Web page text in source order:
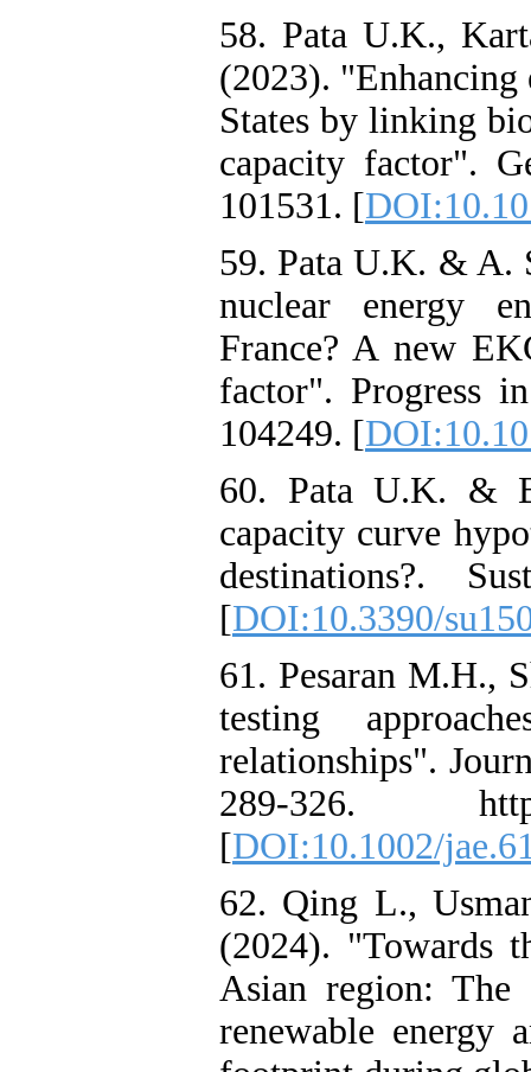
58. Pata U.K.,
(2023).
States by linking
capacity factor".
101531. [
59. Pata U.K. & A.
nuclear energy
France? A new
factor". Progress
104249. [
60. Pata U.K. &
capacity curve
destinations?.
[DOI:10.3390/
61. Pesaran M.H.,
testing
relationships".
289-326.
[DOI:10.1002/
62. Qing L.,
(2024). "Towards
Asian region: The
renewable energy